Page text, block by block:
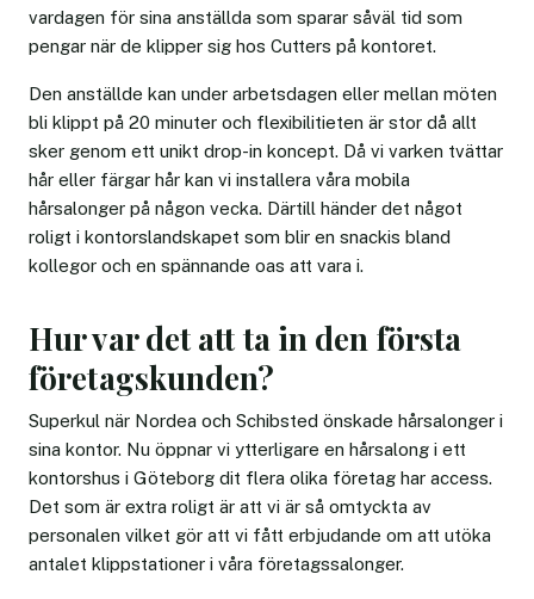
vardagen för sina anställda som sparar såväl tid som
pengar när de klipper sig hos Cutters på kontoret.
Den anställde kan under arbetsdagen eller mellan möten
bli klippt på 20 minuter och flexibilitieten är stor då allt
sker genom ett unikt drop-in koncept. Då vi varken tvättar
hår eller färgar hår kan vi installera våra mobila
hårsalonger på någon vecka. Därtill händer det något
roligt i kontorslandskapet som blir en snackis bland
kollegor och en spännande oas att vara i.
Hur var det att ta in den första
företagskunden?
Superkul när Nordea och Schibsted önskade hårsalonger i
sina kontor. Nu öppnar vi ytterligare en hårsalong i ett
kontorshus i Göteborg dit flera olika företag har access.
Det som är extra roligt är att vi är så omtyckta av
personalen vilket gör att vi fått erbjudande om att utöka
antalet klippstationer i våra företagssalonger.